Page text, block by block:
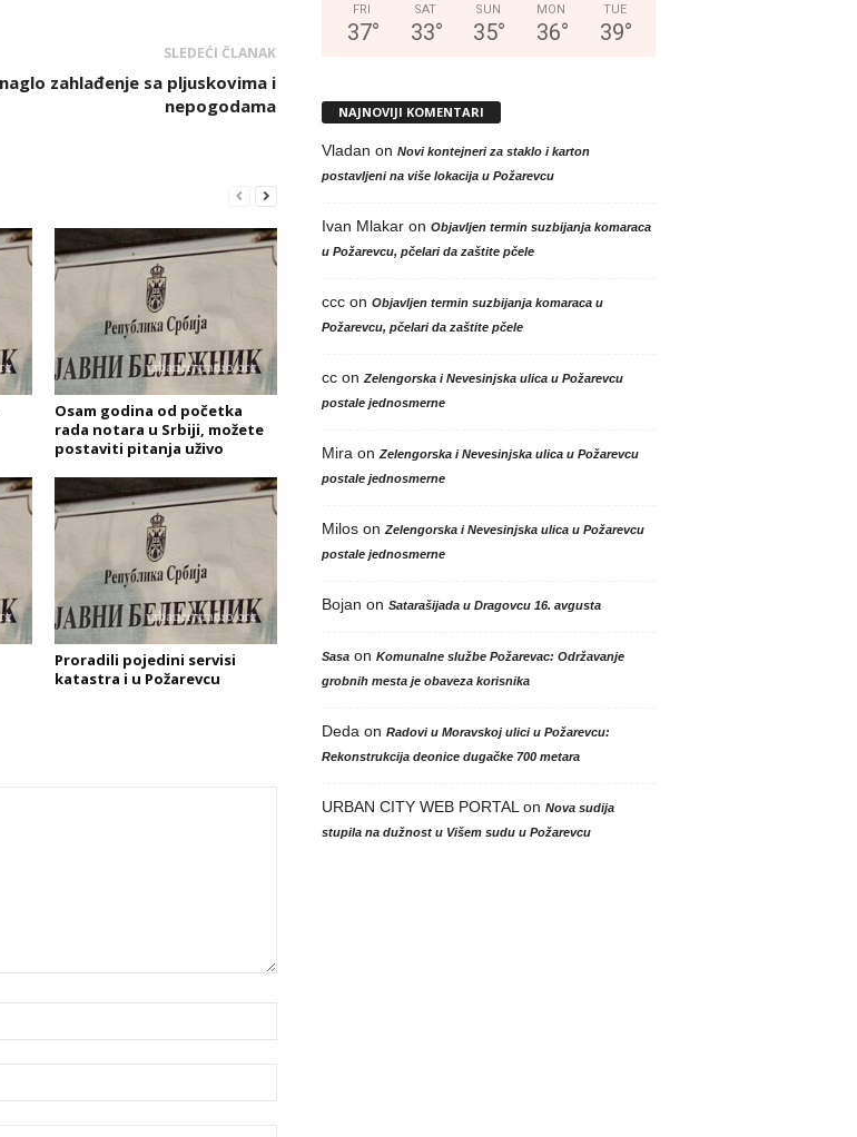
SLEDEĆI ČLANAK
zahlađenje sa pljuskovima i
nepogodama
Osam godina od početka
rada notara u Srbiji, možete
postaviti pitanja uživo
Proradili pojedini servisi
katastra i u Požarevcu
FRI
37°
SAT
33°
SUN
35°
MON
36°
TUE
39°
NAJNOVIJI KOMENTARI
Vladan on Novi kontejneri za staklo i karton
postavljeni na više lokacija u Požarevcu
Ivan Mlakaron Objavljen termin suzbijanja komaraca
u Požarevcu, pčelari da zaštite pčele
cccon Objavljen termin suzbijanja komaraca u
Požarevcu, pčelari da zaštite pčele
ccon Zelengorska i Nevesinjska ulica u Požarevcu
postale jednosmerne
Mira on Zelengorska i Nevesinjska ulica u Požarevcu
postale jednosmerne
Miloson Zelengorska i Nevesinjska ulica u Požarevcu
postale jednosmerne
Bojan on Satarašijada u Dragovcu 16. avgusta
Sasaon Komunalne službe Požarevac: Održavanje
grobnih mesta je obaveza korisnika
Deda on Radovi u Moravskoj ulici u Požarevcu:
Rekonstrukcija deonice dugačke 700 metara
URBAN CITY WEB PORTAL on Nova sudija
stupila na dužnost u Višem sudu u Požarevcu